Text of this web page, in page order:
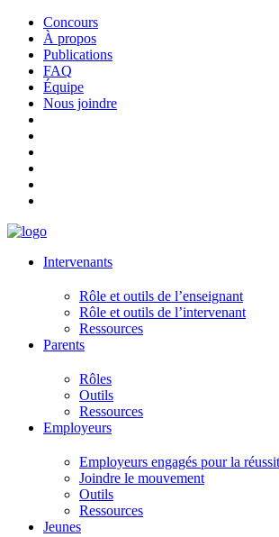
Concours
À propos
Publications
FAQ
Équipe
Nous joindre
Intervenants
Rôle et outils de l’enseignant
Rôle et outils de l’intervenant
Ressources
Parents
Rôles
Outils
Ressources
Employeurs
Employeurs engagés pour la
Joindre le mouvement
Outils
Ressources
Jeunes